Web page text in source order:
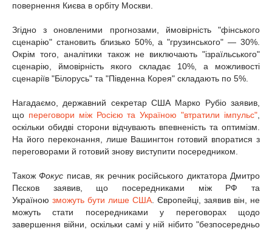
повернення Києва в орбіту Москви.
Згідно з оновленими прогнозами, ймовірність "фінського
сценарію" становить близько 50%, а "грузинського" — 30%.
Окрім того, аналітики також не виключають "ізраїльського"
сценарію, ймовірність якого складає 10%, а можливості
сценаріїв "Білорусь" та "Південна Корея" складають по 5%.
Нагадаємо, державний секретар США Марко Рубіо заявив,
що переговори між Росією та Україною "втратили імпульс",
оскільки обидві сторони відчувають впевненість та оптимізм.
На його переконання, лише Вашингтон готовий впоратися з
переговорами й готовий знову виступити посередником.
Також Фокус писав, як речник російського диктатора Дмитро
Пєсков заявив, що посередниками між РФ та
Україною зможуть бути лише США. Європейці, заявив він, не
можуть стати посередниками у переговорах щодо
завершення війни, оскільки самі у ній нібито "безпосередньо